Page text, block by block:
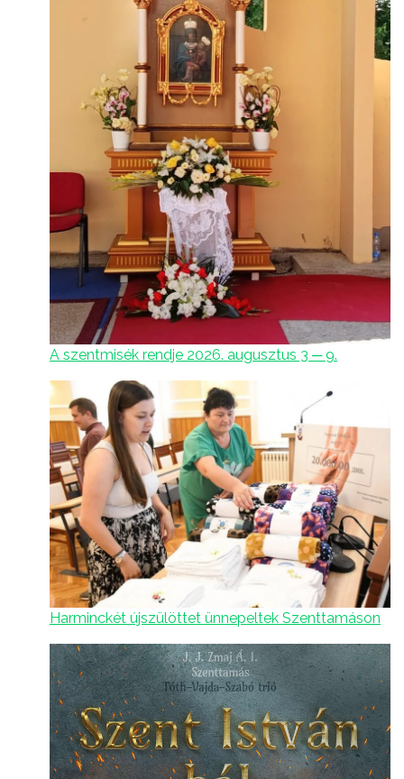
A szentmisék rendje 2026. augusztus 3 ─ 9.
Harminckét újszülöttet ünnepeltek Szenttamáson